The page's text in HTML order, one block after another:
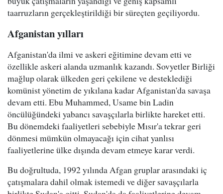
taarruzların gerçekleştirildiği bir süreçten geçiliyordu.
Afganistan yılları
Afganistan'da ilmi ve askeri eğitimine devam etti ve
özellikle askeri alanda uzmanlık kazandı. Sovyetler Birliği
mağlup olarak ülkeden geri çekilene ve desteklediği
komünist yönetim de yıkılana kadar Afganistan'da savaşa
devam etti. Ebu Muhammed, Usame bin Ladin
öncülüğündeki yabancı savaşçılarla birlikte hareket etti.
Bu dönemdeki faaliyetleri sebebiyle Mısır'a tekrar geri
dönmesi mümkün olmayacağı için cihat yanlısı
faaliyetlerine ülke dışında devam etmeye karar verdi.
Bu doğrultuda, 1992 yılında Afgan gruplar arasındaki iç
çatışmalara dahil olmak istemedi ve diğer savaşçılarla